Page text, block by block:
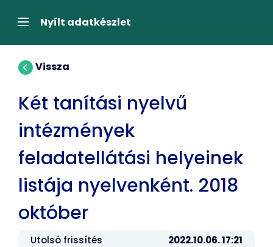
átugrásaNavigációNyílt adatkészlet
Vissza
Két tanítási nyelvű
intézmények
feladatellátási helyeinek
listája nyelvenként. 2018
október
Utolsó frissítés 2022.10.06. 17:21